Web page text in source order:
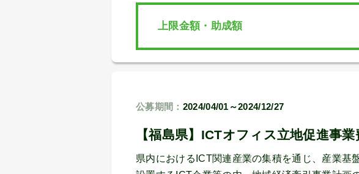
上限金額・助成額
公募期間： 2024/04/01～2024/12/27
【福島県】ICTオフィス立地促進事業
県内におけるICT関連産業の集積を通じ、産業基